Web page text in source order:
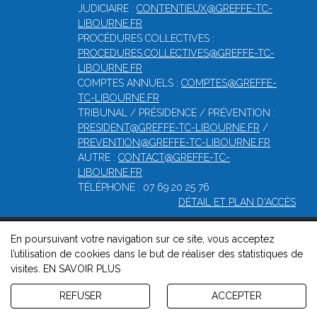
JUDICIAIRE : CONTENTIEUX@GREFFE-TC-
LIBOURNE.FR
PROCÉDURES COLLECTIVES :
PROCEDURES.COLLECTIVES@GREFFE-TC-
LIBOURNE.FR
COMPTES ANNUELS : COMPTES@GREFFE-
TC-LIBOURNE.FR
TRIBUNAL / PRÉSIDENCE / PRÉVENTION :
PRESIDENT@GREFFE-TC-LIBOURNE.FR /
PREVENTION@GREFFE-TC-LIBOURNE.FR
AUTRE : CONTACT@GREFFE-TC-
LIBOURNE.FR
TÉLÉPHONE : 07 69 20 25 76
DÉTAIL ET PLAN D'ACCÈS
© 2026, Greffe du tribunal de commerce de Libourne -
Mentions légales-Contact -Gestion des cookies-Politique de
confidentialité et de cookies
Version : 1.8.1
En poursuivant votre navigation sur ce site, vous acceptez
l’utilisation de cookies dans le but de réaliser des statistiques de
visites.
EN SAVOIR PLUS
REFUSER ACCEPTER